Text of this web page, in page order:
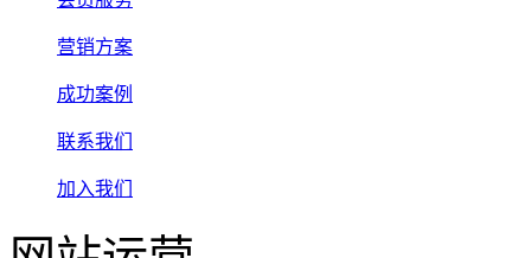
营销方案
成功案例
联系我们
加入我们